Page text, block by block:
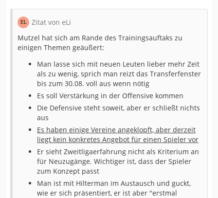
Zitat von eLi
Mutzel hat sich am Rande des Trainingsauftaks zu
einigen Themen geäußert:
Man lasse sich mit neuen Leuten lieber mehr Zeit
als zu wenig, sprich man reizt das Transferfenster
bis zum 30.08. voll aus wenn nötig
Es soll Verstärkung in der Offensive kommen
Die Defensive steht soweit, aber er schließt nichts
aus
Es haben einige Vereine angeklopft, aber derzeit
liegt kein konkretes Angebot für einen Spieler vor
Er sieht Zweitligaerfahrung nicht als Kriterium an
für Neuzugänge. Wichtiger ist, dass der Spieler
zum Konzept passt
Man ist mit Hilterman im Austausch und guckt,
wie er sich präsentiert, er ist aber "erstmal